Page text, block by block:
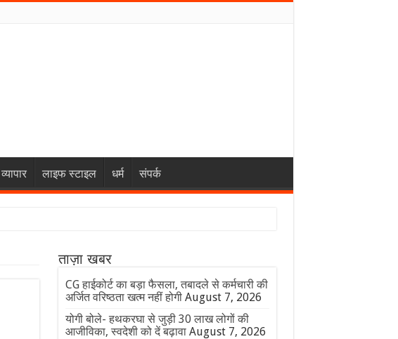
व्यापार लाइफ स्टाइल धर्म संपर्क
ताज़ा खबर
CG हाईकोर्ट का बड़ा फैसला, तबादले से कर्मचारी की
अर्जित वरिष्ठता खत्म नहीं होगी August 7, 2026
योगी बोले- हथकरघा से जुड़ी 30 लाख लोगों की
आजीविका, स्वदेशी को दें बढ़ावा August 7, 2026